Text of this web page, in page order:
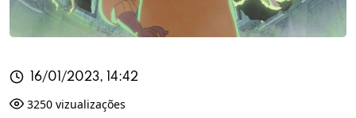
16/01/2023, 14:42
3250 vizualizações